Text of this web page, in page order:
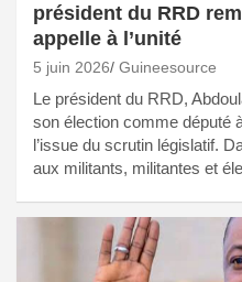
président du RRD
appelle à l’unité
5 juin 2026 Guineesource
Le président du RRD,
son élection comme député
l’issue du scrutin législatif.
aux militants, militantes et